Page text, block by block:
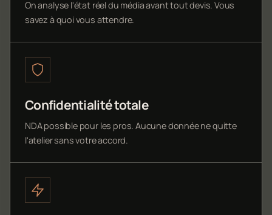
On analyse l'état réel du média avant tout devis. Vous
savez à quoi vous attendre.
Confidentialité totale
NDA possible pour les pros. Aucune donnée ne quitte
l'atelier sans votre accord.